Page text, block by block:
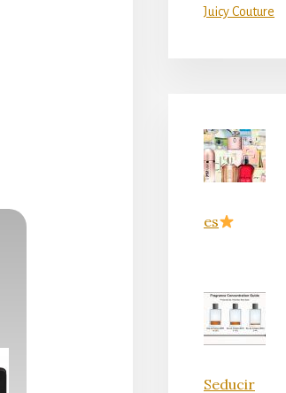
Juicy Couture
es
Seducir